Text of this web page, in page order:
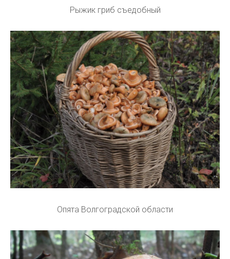
Рыжик гриб съедобный
Опята Волгоградской области